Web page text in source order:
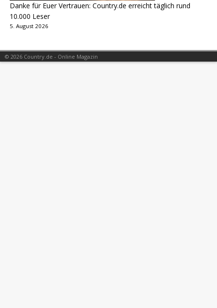
Danke für Euer Vertrauen: Country.de erreicht täglich rund
10.000 Leser
5. August 2026
© 2026 Country.de - Online Magazin